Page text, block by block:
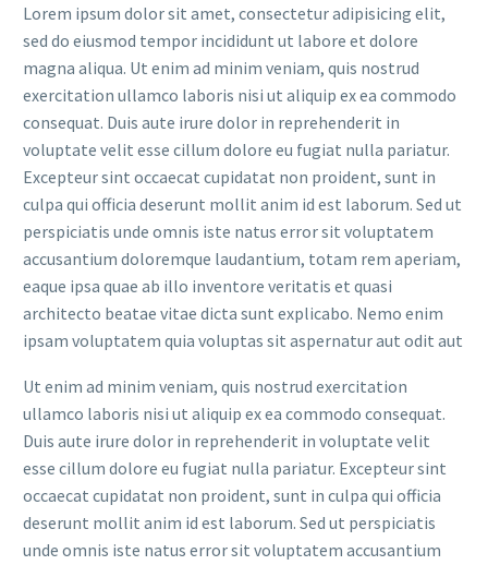
Lorem ipsum dolor sit amet, consectetur adipisicing elit,
sed do eiusmod tempor incididunt ut labore et dolore
magna aliqua. Ut enim ad minim veniam, quis nostrud
exercitation ullamco laboris nisi ut aliquip ex ea commodo
consequat. Duis aute irure dolor in reprehenderit in
voluptate velit esse cillum dolore eu fugiat nulla pariatur.
Excepteur sint occaecat cupidatat non proident, sunt in
culpa qui officia deserunt mollit anim id est laborum. Sed ut
perspiciatis unde omnis iste natus error sit voluptatem
accusantium doloremque laudantium, totam rem aperiam,
eaque ipsa quae ab illo inventore veritatis et quasi
architecto beatae vitae dicta sunt explicabo. Nemo enim
ipsam voluptatem quia voluptas sit aspernatur aut odit aut
Ut enim ad minim veniam, quis nostrud exercitation
ullamco laboris nisi ut aliquip ex ea commodo consequat.
Duis aute irure dolor in reprehenderit in voluptate velit
esse cillum dolore eu fugiat nulla pariatur. Excepteur sint
occaecat cupidatat non proident, sunt in culpa qui officia
deserunt mollit anim id est laborum. Sed ut perspiciatis
unde omnis iste natus error sit voluptatem accusantium